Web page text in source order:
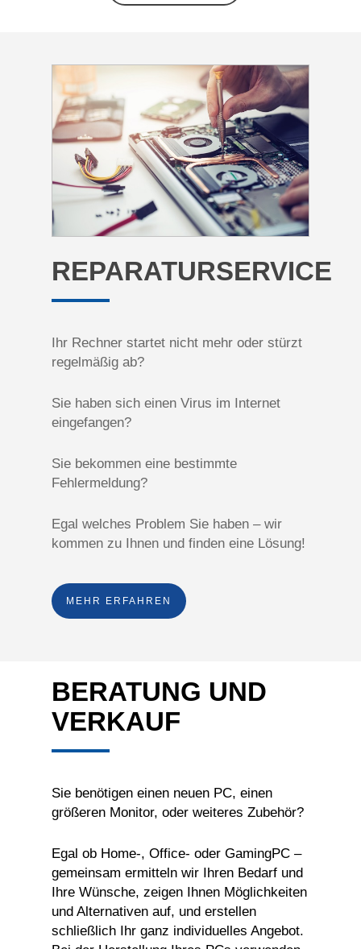
REPARATURSERVICE
Ihr Rechner startet nicht mehr oder stürzt
regelmäßig ab?
Sie haben sich einen Virus im Internet
eingefangen?
Sie bekommen eine bestimmte
Fehlermeldung?
Egal welches Problem Sie haben – wir
kommen zu Ihnen und finden eine Lösung!
MEHR ERFAHREN
BERATUNG UND
VERKAUF
Sie benötigen einen neuen PC, einen
größeren Monitor, oder weiteres Zubehör?
Egal ob Home-, Office- oder GamingPC –
gemeinsam ermitteln wir Ihren Bedarf und
Ihre Wünsche, zeigen Ihnen Möglichkeiten
und Alternativen auf, und erstellen
schließlich Ihr ganz individuelles Angebot.